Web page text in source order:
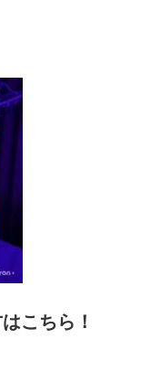
こちら！